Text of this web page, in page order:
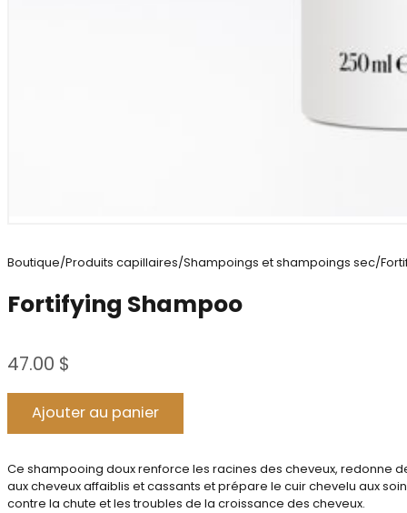
Boutique/Produits capillaires/Shampoings et shampoings sec/
Fortifying Shampoo
47.00 $
Ajouter au panier
Alternative:
Ce shampooing doux renforce les racines des cheveux, redonne
aux cheveux affaiblis et cassants et prépare le cuir chevelu aux
contre la chute et les troubles de la croissance des cheveux.